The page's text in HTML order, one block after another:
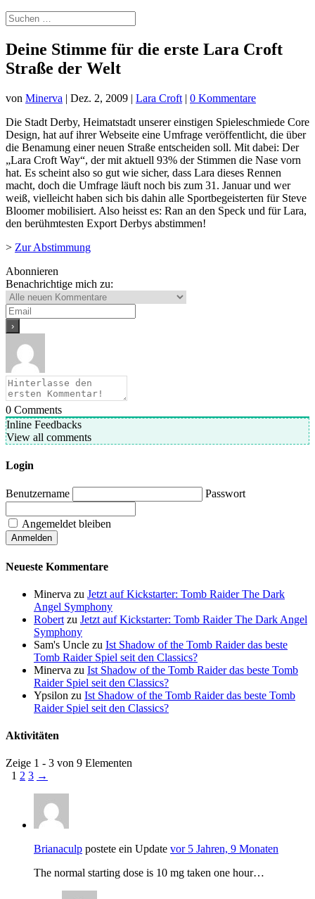
Deine Stimme für die erste Lara Croft
Straße der Welt
von Minerva | Dez. 2, 2009 | Lara Croft | 0 Kommentare
Die Stadt Derby, Heimatstadt unserer einstigen Spieleschmiede Core
Design, hat auf ihrer Webseite eine Umfrage veröffentlicht, die über
die Benamung einer neuen Straße entscheiden soll. Mit dabei: Der
„Lara Croft Way“, der mit aktuell 93% der Stimmen die Nase vorn
hat. Es scheint also so gut wie sicher, dass Lara dieses Rennen
macht, doch die Umfrage läuft noch bis zum 31. Januar und wer
weiß, vielleicht haben sich bis dahin alle Sportbegeisterten für Steve
Bloomer mobilisiert. Also heisst es: Ran an den Speck und für Lara,
den berühmtesten Export Derbys abstimmen!
> Zur Abstimmung
Abonnieren
Benachrichtige mich zu:
0 Comments
Inline Feedbacks
View all comments
Login
Benutzername Passwort
Angemeldet bleiben
Neueste Kommentare
Minerva zu Jetzt auf Kickstarter: Tomb Raider The Dark
Angel Symphony
Robert zu Jetzt auf Kickstarter: Tomb Raider The Dark Angel
Symphony
Sam's Uncle zu Ist Shadow of the Tomb Raider das beste
Tomb Raider Spiel seit den Classics?
Minerva zu Ist Shadow of the Tomb Raider das beste Tomb
Raider Spiel seit den Classics?
Ypsilon zu Ist Shadow of the Tomb Raider das beste Tomb
Raider Spiel seit den Classics?
Aktivitäten
Zeige 1 - 3 von 9 Elementen
1 2 3 →
Brianaculp postete ein Update vor 5 Jahren, 9 Monaten
The normal starting dose is 10 mg taken one hour…